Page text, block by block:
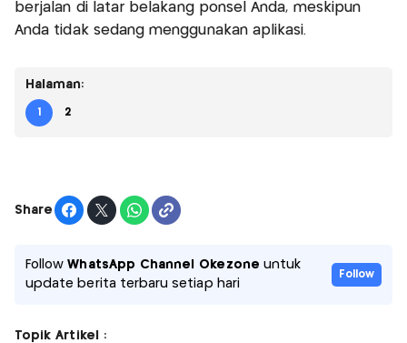
berjalan di latar belakang ponsel Anda, meskipun
Anda tidak sedang menggunakan aplikasi.
Halaman:
1 2
Share
FollowWhatsApp Channel Okezone untuk
update berita terbaru setiap hari
Follow
Topik Artikel :